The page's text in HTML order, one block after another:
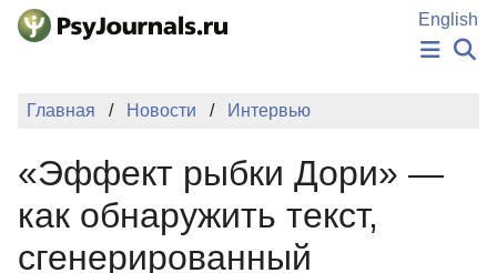
Перейти к основному содержанию
English
НОВОСТИ
ПОДАТЬ РУКОПИСЬ
КЛЮЧЕВЫЕ СЛОВА
Регистрация
Главная Новости Интервью
«Эффект рыбки Дори» —
как обнаружить текст,
сгенерированный